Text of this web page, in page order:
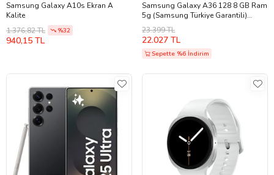
Samsung Galaxy A10s Ekran A
Kalite
1.376,82 TL
%32
940,15 TL
Samsung Galaxy A36 128 8 GB Ram
5g (Samsung Türkiye Garantili)
(Beyaz)
23.399 TL
22.027 TL
Sepette %6 İndirim